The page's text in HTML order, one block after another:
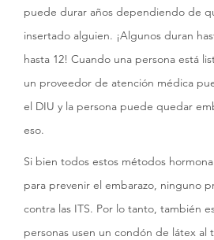
puede durar años dependiendo de
insertado alguien. ¡Algunos duran
hasta 12! Cuando una persona está
un proveedor de atención médica
el DIU y la persona puede quedar
eso.
Si bien todos estos métodos
para prevenir el embarazo, ninguno
contra las ITS. Por lo tanto, también
personas usen un condón de látex al